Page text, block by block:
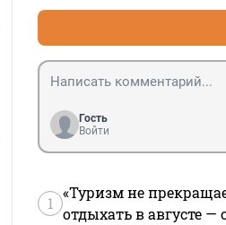
Гость
Войти
1
«Туризм не
отдыхать в августе —